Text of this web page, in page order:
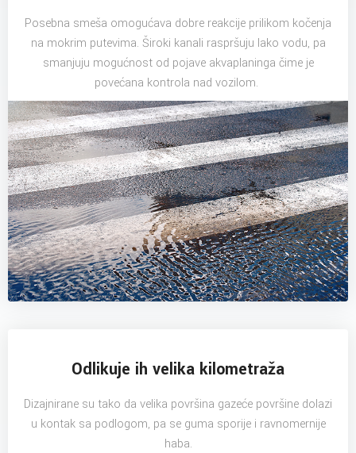
Posebna smeša omogućava dobre reakcije prilikom kočenja
na mokrim putevima. Široki kanali raspršuju lako vodu, pa
smanjuju mogućnost od pojave akvaplaninga čime je
povećana kontrola nad vozilom.
Odlikuje ih velika kilometraža
Dizajnirane su tako da velika površina gazeće površine dolazi
u kontak sa podlogom, pa se guma sporije i ravnomernije
haba.